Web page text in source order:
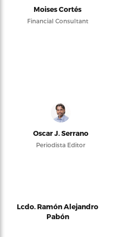
Moises Cortés
Financial Consultant
Oscar J. Serrano
Periodista Editor
Lcdo. Ramón Alejandro
Pabón